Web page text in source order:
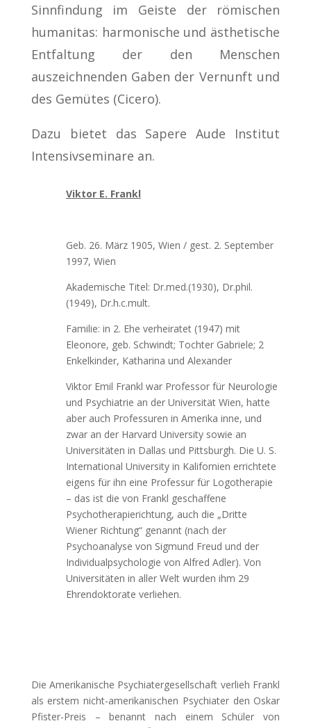
Sinnfindung im Geiste der römischen
humanitas: harmonische und ästhetische
Entfaltung der den Menschen
auszeichnenden Gaben der Vernunft und
des Gemütes (Cicero).
Dazu bietet das Sapere Aude Institut
Intensivseminare an.
Viktor E. Frankl
Geb. 26. März 1905, Wien / gest. 2. September
1997, Wien
Akademische Titel: Dr.med.(1930), Dr.phil.
(1949), Dr.h.c.mult.
Familie: in 2. Ehe verheiratet (1947) mit
Eleonore, geb. Schwindt; Tochter Gabriele; 2
Enkelkinder, Katharina und Alexander
Viktor Emil Frankl war Professor für Neurologie
und Psychiatrie an der Universität Wien, hatte
aber auch Professuren in Amerika inne, und
zwar an der Harvard University sowie an
Universitäten in Dallas und Pittsburgh. Die U. S.
International University in Kalifornien errichtete
eigens für ihn eine Professur für Logotherapie
– das ist die von Frankl geschaffene
Psychotherapierichtung, auch die „Dritte
Wiener Richtung“ genannt (nach der
Psychoanalyse von Sigmund Freud und der
Individualpsychologie von Alfred Adler). Von
Universitäten in aller Welt wurden ihm 29
Ehrendoktorate verliehen.
Die Amerikanische Psychiatergesellschaft verlieh Frankl
als erstem nicht-amerikanischen Psychiater den Oskar
Pfister-Preis – benannt nach einem Schüler von